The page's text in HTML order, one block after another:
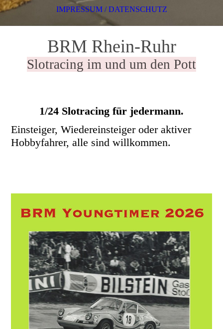
BRM Rhein-Ruhr
Slotracing im und um den Pott
1/24 Slotracing für jedermann.
Einsteiger, Wiedereinsteiger oder aktiver
Hobbyfahrer, alle sind willkommen.
IMPRESSUM / DATENSCHUTZ